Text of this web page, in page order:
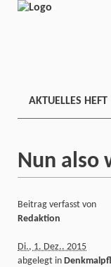
AKTUELLES HEFT
Nun also
Beitrag verfasst von
Redaktion
Di., 1. Dez.. 2015
abgelegt in